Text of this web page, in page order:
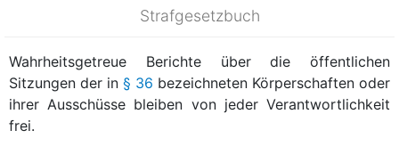
Strafgesetzbuch
Wahrheitsgetreue Berichte über die öffentlichen
Sitzungen der in § 36 bezeichneten Körperschaften oder
ihrer Ausschüsse bleiben von jeder Verantwortlichkeit
frei.